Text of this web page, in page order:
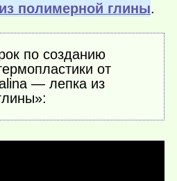
из полимерной глины.
по созданию
от
— лепка из